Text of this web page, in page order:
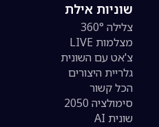
שוניות אילת
צלילה 360°
מצלמות LIVE
צ'אט עם השונית
גלריית היצורים
הכל קשור
סימולציה 2050
שונית AI